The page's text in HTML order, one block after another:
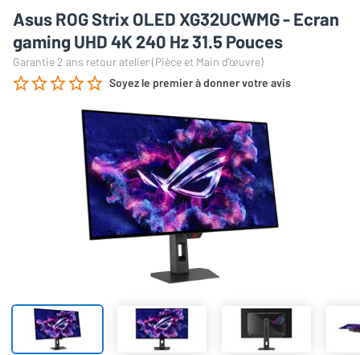
Asus ROG Strix OLED XG32UCWMG - Ecran
gaming UHD 4K 240 Hz 31.5 Pouces
Garantie 2 ans retour atelier (Pièce et Main d’œuvre)
Soyez le premier à donner votre avis